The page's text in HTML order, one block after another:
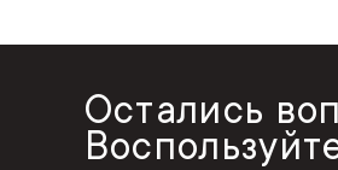
Остались